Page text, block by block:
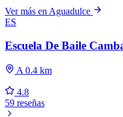
Ver más en Aguadulce
ES
Escuela De Baile
A 0.4 km
4.8
59 reseñas